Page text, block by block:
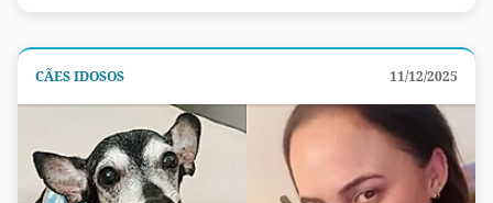
CÃES IDOSOS 11/12/2025